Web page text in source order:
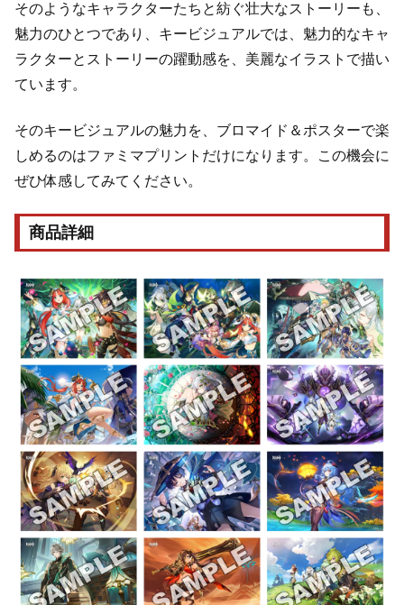
そのようなキャラクターたちと紡ぐ壮大なストーリーも、
魅力のひとつであり、キービジュアルでは、魅力的なキャ
ラクターとストーリーの躍動感を、美麗なイラストで描い
ています。
そのキービジュアルの魅力を、ブロマイド＆ポスターで楽
しめるのはファミマプリントだけになります。この機会に
ぜひ体感してみてください。
商品詳細